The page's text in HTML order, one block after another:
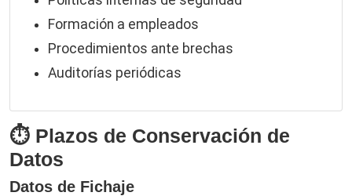
Formación a empleados
Procedimientos ante brechas
Auditorías periódicas
⏱️ Plazos de Conservación de
Datos
Datos de Fichaje